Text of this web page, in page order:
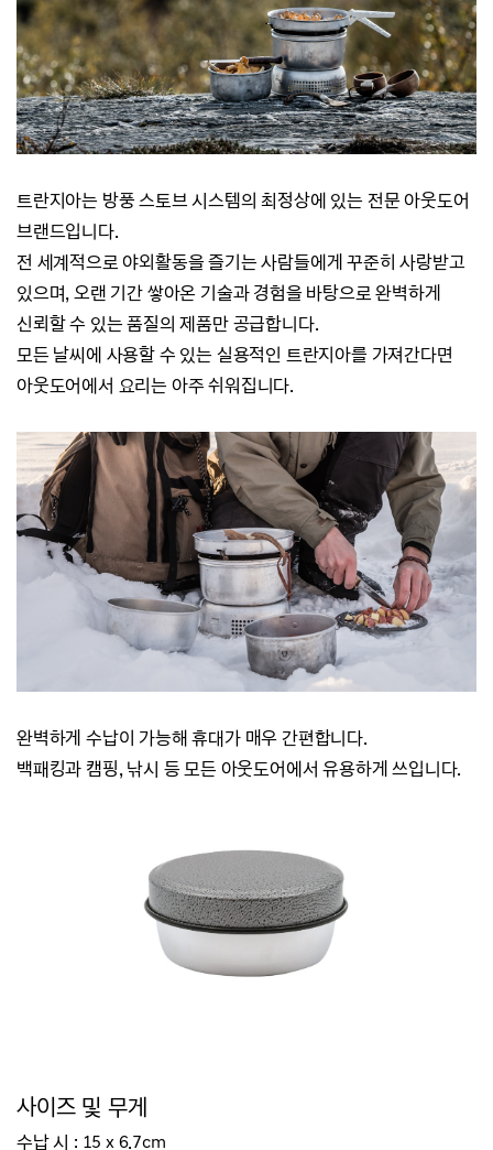
트란지아는 방풍 스토브 시스템의 최정상에 있는 전문 아웃도어
브랜드입니다.
전 세계적으로 야외활동을 즐기는 사람들에게 꾸준히 사랑받고
있으며, 오랜 기간 쌓아온 기술과 경험을 바탕으로완벽하게
신뢰할 수 있는 품질의 제품만 공급합니다.
모든 날씨에 사용할 수 있는 실용적인 트란지아를 가져간다면
아웃도어에서 요리는 아주 쉬워집니다.
완벽하게 수납이 가능해 휴대가 매우 간편합니다.
백패킹과 캠핑, 낚시 등 모든 아웃도어에서 유용하게 쓰입니다.
사이즈 및 무게
수납 시 : 15 x 6.7cm